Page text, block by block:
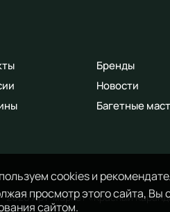
cookies и
просмотр этого сайта, Вы
сайтом.
Бренды
Новости
Багетные
2026 Арт-маркет «Красный